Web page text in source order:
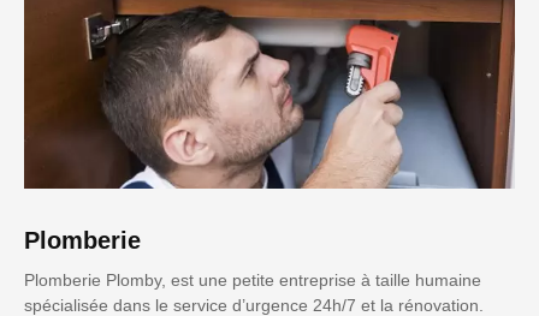
Plomberie
Plomberie Plomby, est une petite entreprise à taille humaine
spécialisée dans le service d’urgence 24h/7 et la rénovation.